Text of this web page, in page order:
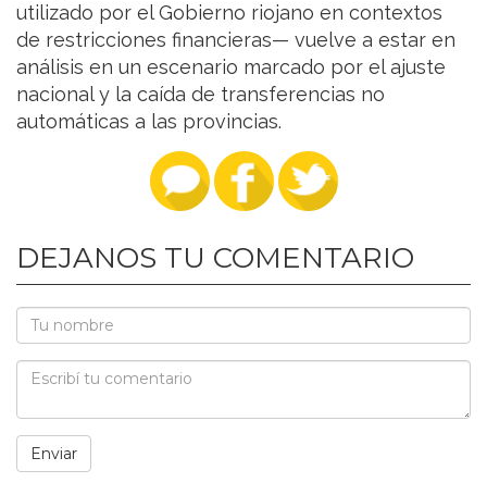
utilizado por el Gobierno riojano en contextos
de restricciones financieras— vuelve a estar en
análisis en un escenario marcado por el ajuste
nacional y la caída de transferencias no
automáticas a las provincias.
DEJANOS TU COMENTARIO